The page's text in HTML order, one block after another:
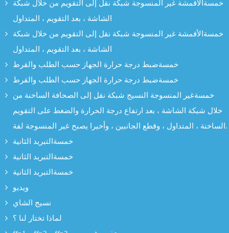
خمسةالأقمشة غير المنسوجة شبكة نقل إلى التقويم من خلال شبكة
الشاشة ، بعد التقويم ، المتداول
خمسةالأقمشة غير المنسوجة شبكة نقل إلى التقويم من خلال شبكة
الشاشة ، بعد التقويم ، المتداول
خمسةضبط درجة حرارة الجهاز حسب الطلب والقرط
خمسةضبط درجة حرارة الجهاز حسب الطلب والقرط
خمسةغير المنسوجة النسيج شبكة نقل إلى الصحافة الساخنة من
خلال شبكة الشاشة ، بعد ارتفاع درجة الحرارة والضغط على التقويم
الساخنة ، المتداول ، وقطع الجانبين ، وأخيرا يصبح غير المنسوجة لفة.
خمسةالتبريد الثانية
خمسةالتبريد الثانية
خمسةالتبريد الثانية
ويديو
نسيج الشاي
لماذا تختار لنا ؟